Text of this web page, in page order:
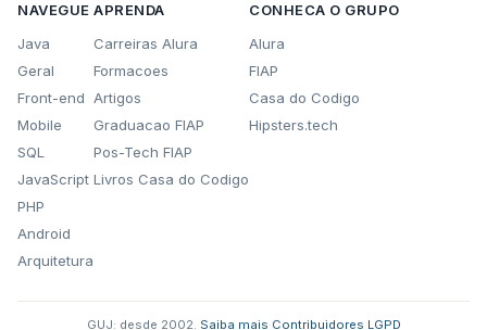
NAVEGUE
Java
Geral
Front-end
Mobile
SQL
JavaScript
PHP
Android
Arquitetura
APRENDA
Carreiras Alura
Formacoes
Artigos
Graduacao FIAP
Pos-Tech FIAP
Livros Casa do Codigo
CONHECA O GRUPO
Alura
FIAP
Casa do Codigo
Hipsters.tech
GUJ: desde 2002. Saiba mais Contribuidores LGPD